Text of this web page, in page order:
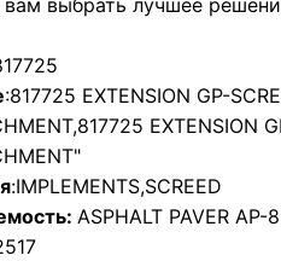
выбрать лучшее
:817725 EXTENSION GP-
EXTENSION
:IMPLEMENTS,SCREED
ASPHALT PAVER AP-